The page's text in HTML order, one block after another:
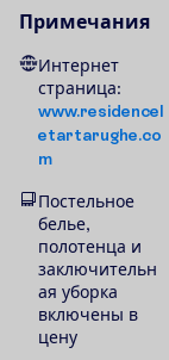
Примечания
Интернет
страница:
www.residencel
etartarughe.co
m
Постельное
белье,
полотенца и
заключительн
ая уборка
включены в
цену